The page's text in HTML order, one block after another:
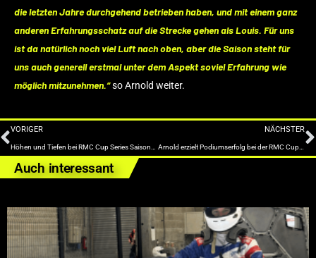
die letzten Jahre durchgehend betrieben haben, und mit einem ganz
anderen Erfahrungsschatz auf die Strecke gehen als Louis. Für uns
ist da natürlich noch viel Luft nach oben, aber die Saison steht für
uns auch generell erstmal unter dem Aspekt soviel Erfahrung wie
möglich mitzunehmen.“so Arnold weiter.
VORIGER NÄCHSTER
Arnold erzielt Podiumserfolg bei der RMC Cup Series
Auch interessant